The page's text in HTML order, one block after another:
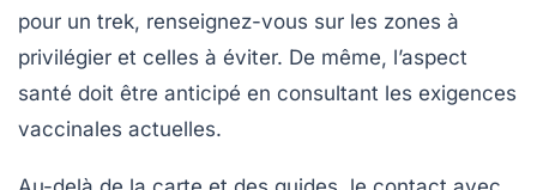
pour un trek, renseignez-vous sur les zones à
privilégier et celles à éviter. De même, l’aspect
santé doit être anticipé en consultant les exigences
vaccinales actuelles.